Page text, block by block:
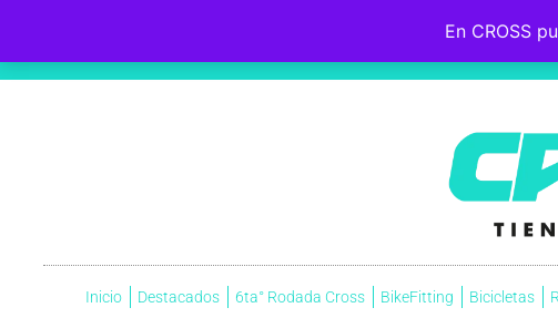
En CROSS
, el iniciador y perfeccionador de nuestra fe, quien, por el gozo que le esperaba,
Inicio Destacados 6ta° Rodada Cross BikeFitting Bicicletas